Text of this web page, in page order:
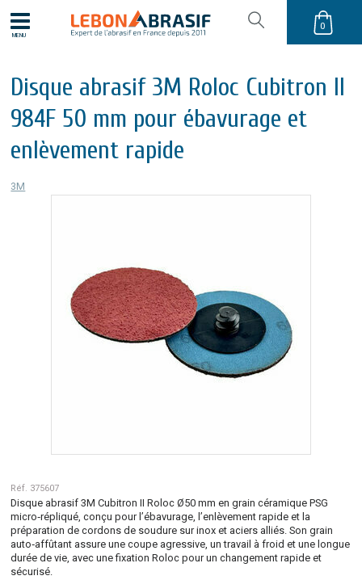
MENU
0
Disque abrasif 3M Roloc Cubitron II
984F 50 mm pour ébavurage et
enlèvement rapide
3M
Réf. 375607
Disque abrasif 3M Cubitron II Roloc Ø50 mm en grain céramique PSG
micro‑répliqué, conçu pour l’ébavurage, l’enlèvement rapide et la
préparation de cordons de soudure sur inox et aciers alliés. Son grain
auto‑affûtant assure une coupe agressive, un travail à froid et une longue
durée de vie, avec une fixation Roloc pour un changement rapide et
sécurisé.